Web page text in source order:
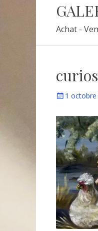
Achat -
Écrit1 octobre